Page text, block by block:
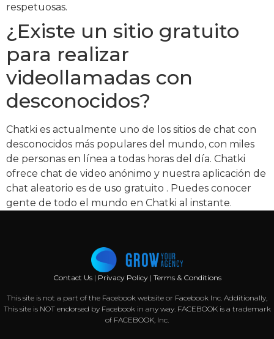
respetuosas.
¿Existe un sitio gratuito
para realizar
videollamadas con
desconocidos?
Chatki es actualmente uno de los sitios de chat con
desconocidos más populares del mundo, con miles
de personas en línea a todas horas del día. Chatki
ofrece chat de video anónimo y nuestra aplicación de
chat aleatorio es de uso gratuito . Puedes conocer
gente de todo el mundo en Chatki al instante.
Contact Us | Privacy Policy| Terms & Conditions
This site is not a part of the Facebook website or Facebook Inc. Additionally,
This site is NOT endorsed by Facebook in any way. FACEBOOK is a trademark
of FACEBOOK, Inc.